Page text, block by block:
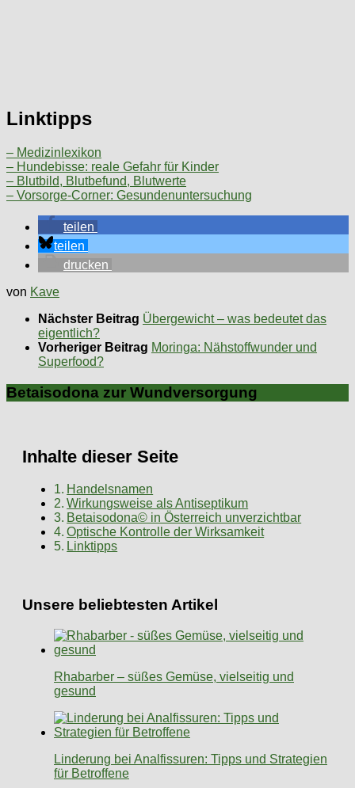
Linktipps
– Medizinlexikon
– Hundebisse: reale Gefahr für Kinder
– Blutbild, Blutbefund, Blutwerte
– Vorsorge-Corner: Gesundenuntersuchung
teilen
teilen
drucken
von Kave
Nächster Beitrag Übergewicht – was bedeutet das
eigentlich?
Vorheriger Beitrag Moringa: Nähstoffwunder und
Superfood?
Betaisodona zur Wundversorgung
Inhalte dieser Seite
Handelsnamen
Wirkungsweise als Antiseptikum
Betaisodona© in Österreich unverzichtbar
Optische Kontrolle der Wirksamkeit
Linktipps
Unsere beliebtesten Artikel
Rhabarber – süßes Gemüse, vielseitig und
gesund
Linderung bei Analfissuren: Tipps und Strategien
für Betroffene